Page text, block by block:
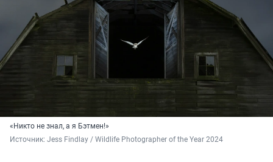
«Никто не знал, а я Бэтмен!»
Источник: Jess Findlay / Wildlife Photographer of the Year 2024